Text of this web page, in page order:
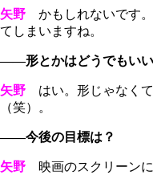
矢野 かもしれないです
てしまいますね。
――形とかはどうでもいい
矢野 はい。形じゃなく
（笑）。
――今後の目標は？
矢野 映画のスクリーンに